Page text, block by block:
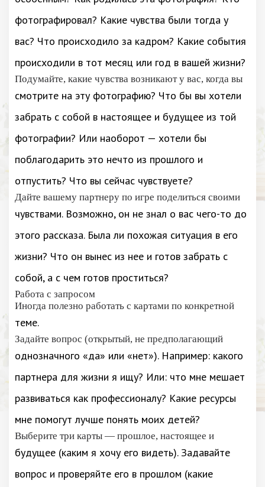
фотографировал? Какие чувства были тогда у
вас? Что происходило за кадром? Какие события
происходили в тот месяц или год в вашей жизни?
Подумайте, какие чувства возникают у вас, когда вы
смотрите на эту фотографию? Что бы вы хотели
забрать с собой в настоящее и будущее из той
фотографии? Или наоборот — хотели бы
поблагодарить это нечто из прошлого и
отпустить? Что вы сейчас чувствуете?
Дайте вашему партнеру по игре поделиться своими
чувствами. Возможно, он не знал о вас чего-то до
этого рассказа. Была ли похожая ситуация в его
жизни? Что он вынес из нее и готов забрать с
собой, а с чем готов проститься?
Работа с запросом
Иногда полезно работать с картами по конкретной
теме.
Задайте вопрос (открытый, не предполагающий
однозначного «да» или «нет»). Например: какого
партнера для жизни я ищу? Или: что мне мешает
развиваться как профессионалу? Какие ресурсы
мне помогут лучше понять моих детей?
Выберите три карты — прошлое, настоящее и
будущее (каким я хочу его видеть). Задавайте
вопрос и проверяйте его в прошлом (какие